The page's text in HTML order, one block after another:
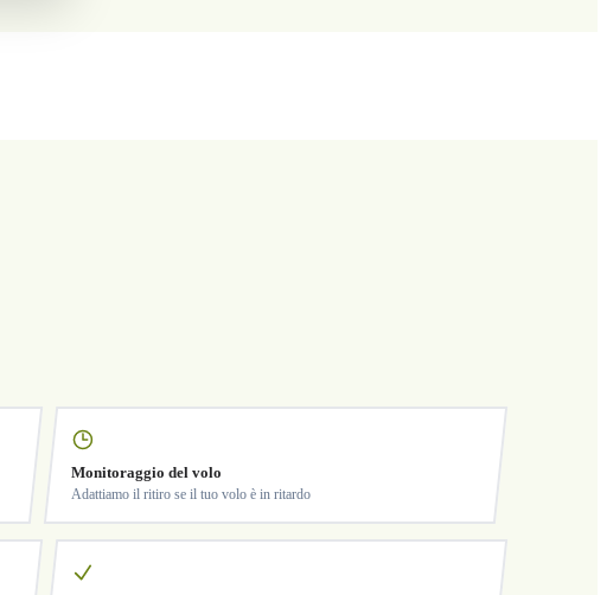
Monitoraggio del volo
Adattiamo il ritiro se il tuo volo è in ritardo